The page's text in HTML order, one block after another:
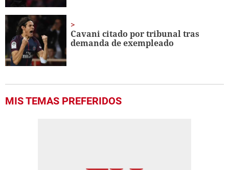
Cavani citado por tribunal tras
demanda de exempleado
MIS TEMAS PREFERIDOS